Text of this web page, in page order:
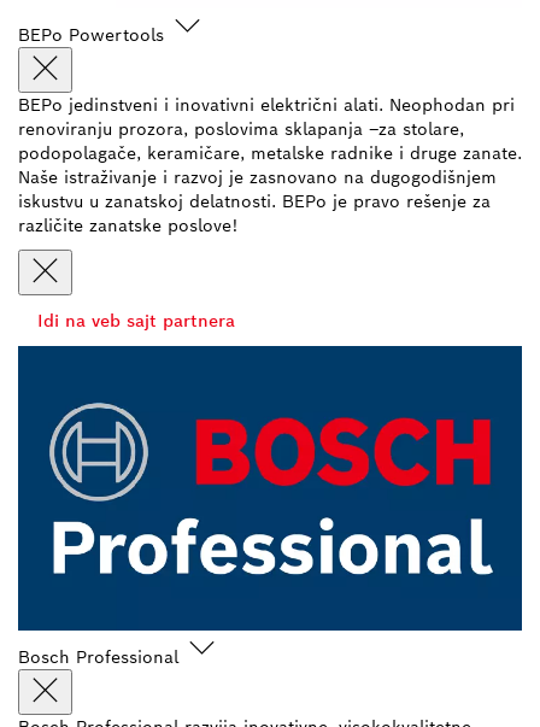
BEPo Powertools
BEPo jedinstveni i inovativni električni alati. Neophodan pri
renoviranju prozora, poslovima sklapanja –za stolare,
podopolagače, keramičare, metalske radnike i druge zanate.
Naše istraživanje i razvoj je zasnovano na dugogodišnjem
iskustvu u zanatskoj delatnosti. BEPo je pravo rešenje za
različite zanatske poslove!
Idi na veb sajt partnera
Bosch Professional